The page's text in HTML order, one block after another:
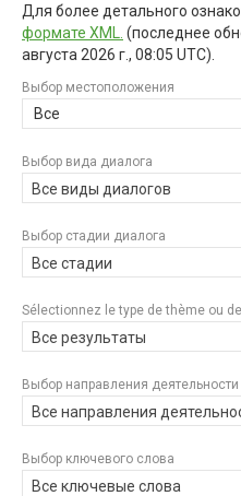
Для более детального
формате XML.
(последнее
августа 2026 г., 08:05 UTC).
Выбор местоположения
Все
Выбор вида диалога
Все виды диалогов
Выбор стадии диалога
Все стадии
Sélectionnez le type de thème ou
Все результаты
Выбор направления деятельности
Все направления
Выбор ключевого слова
Все ключевые слова